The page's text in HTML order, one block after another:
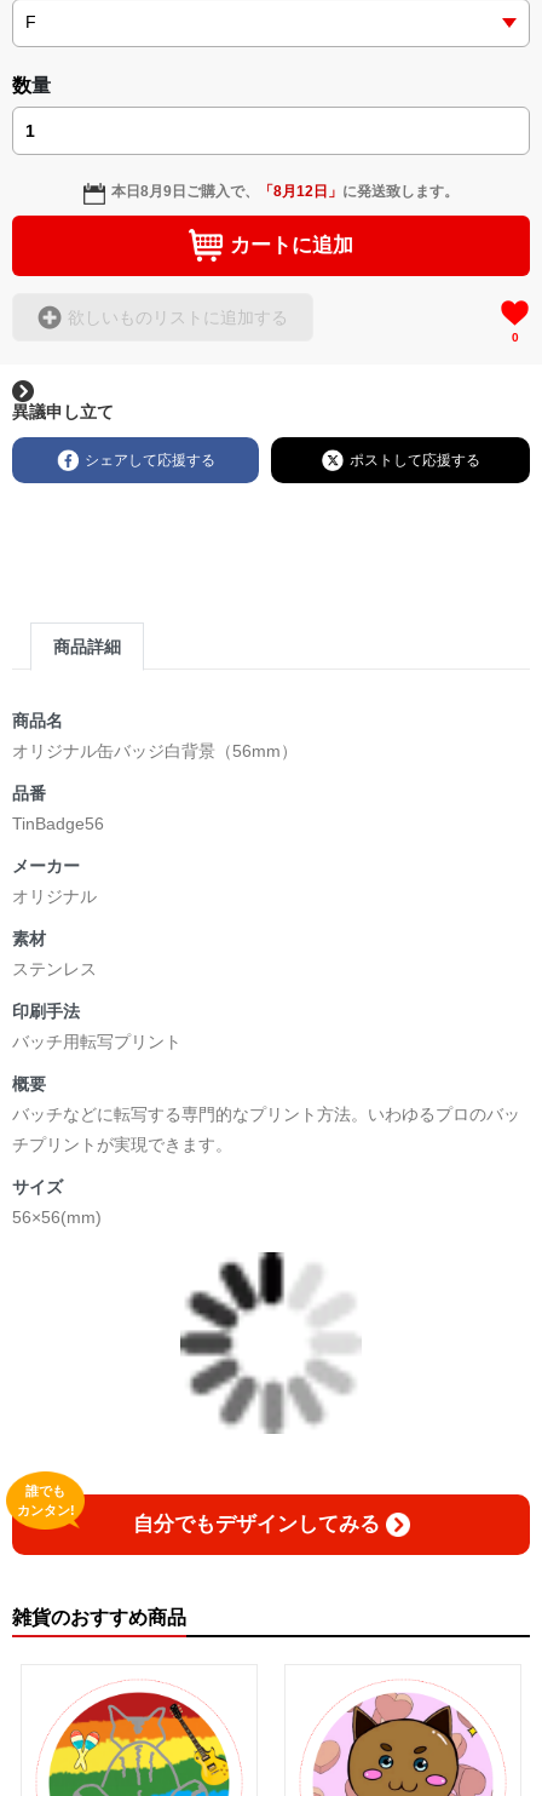
数量
本日8月9日 ご購入で、 「8月12日 」 に発送致します。
カートに追加
欲しいものリストに追加する
0
異議申し立て
シェアして応援する ポストして応援する
商品詳細
商品名
オリジナル缶バッジ白背景（56mm）
品番
TinBadge56
メーカー
オリジナル
素材
ステンレス
印刷手法
バッチ用転写プリント
概要
バッチなどに転写する専門的なプリント方法。いわゆるプロのバッ
チプリントが実現できます。
サイズ
56×56(mm)
自分でもデザインしてみる
誰でも
カンタン!
雑貨のおすすめ商品